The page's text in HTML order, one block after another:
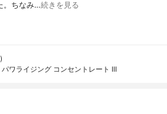
。ちなみ…続きを見る
ワライジング コンセントレート III